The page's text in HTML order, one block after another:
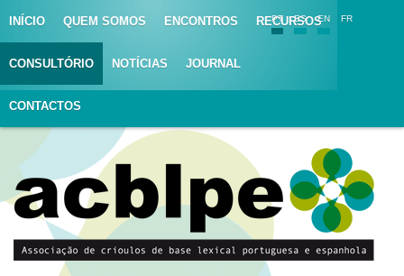
INÍCIO QUEM SOMOS ENCONTROS RECURSOS
CONSULTÓRIO NOTÍCIAS JOURNAL
CONTACTOS
PT ES EN FR